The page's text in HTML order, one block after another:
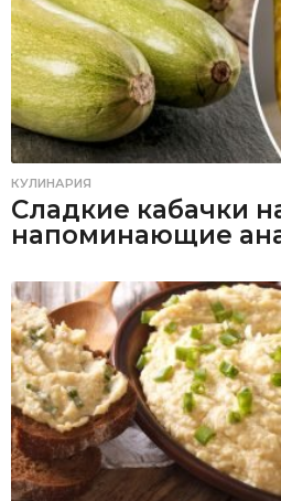
КУЛИНАРИЯ
Сладкие кабачки
напоминающие